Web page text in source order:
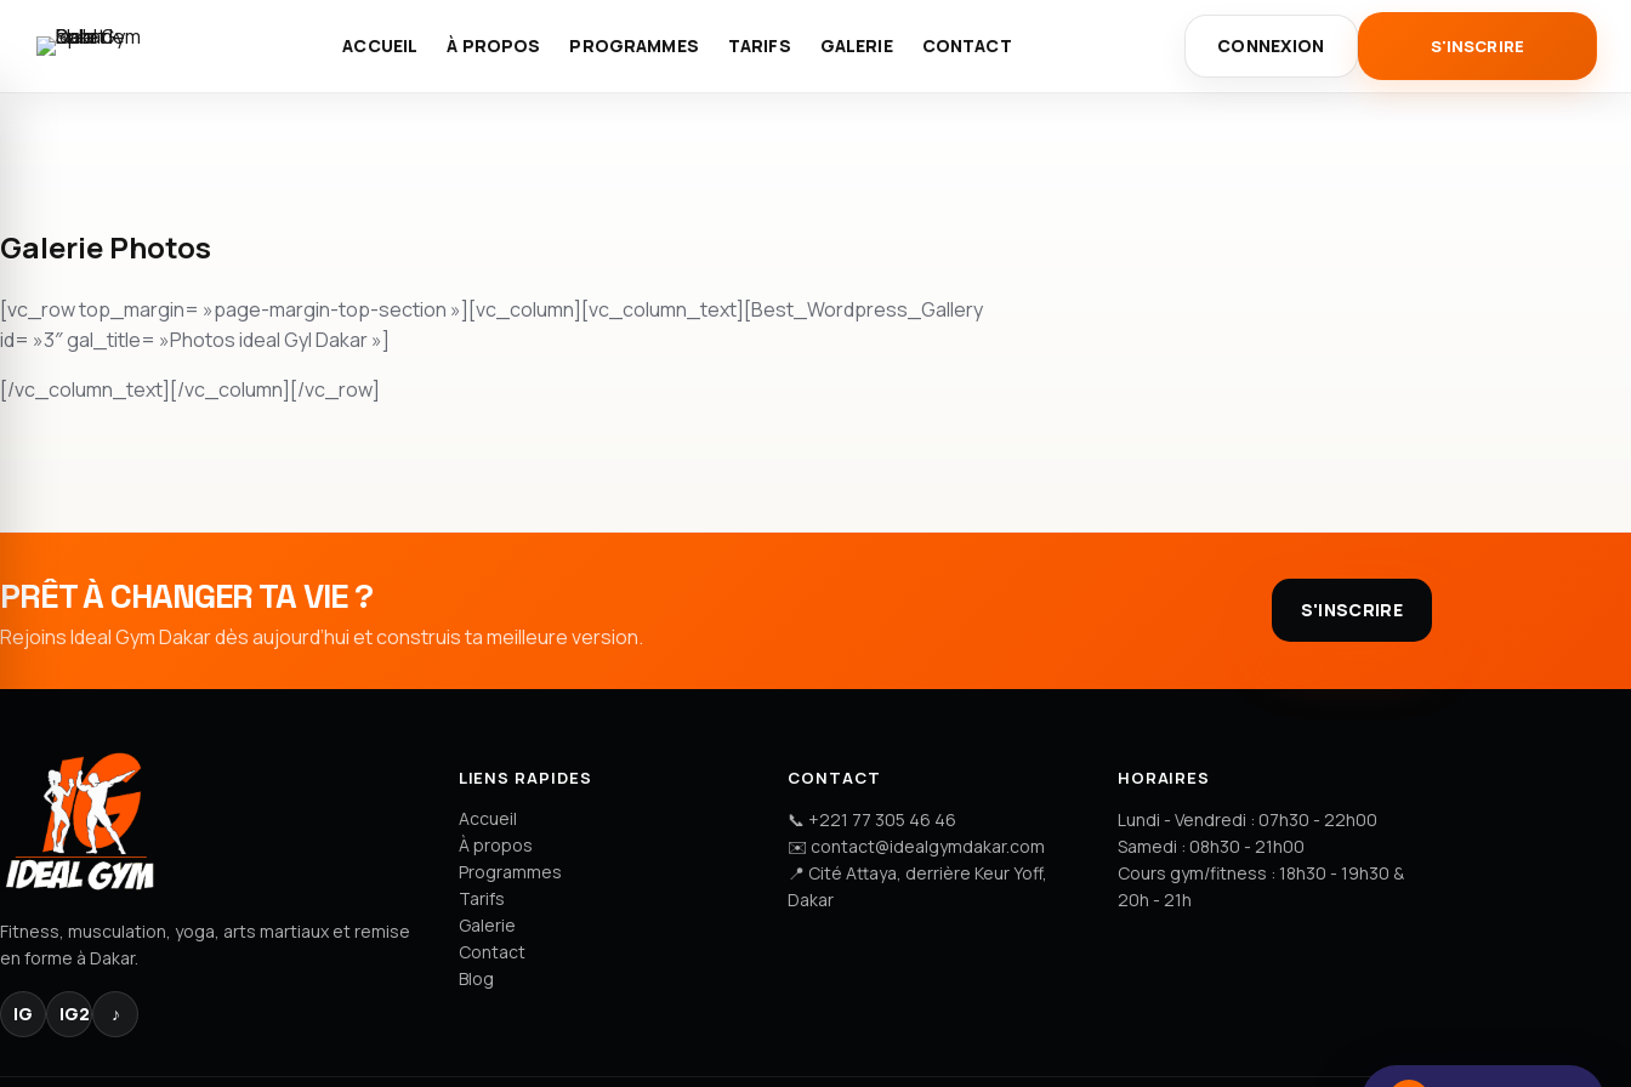
ACCUEIL À PROPOS PROGRAMMES TARIFS GALERIE CONTACT CONNEXION S'INSCRIRE
Galerie Photos
[vc_row top_margin= »page-margin-top-section »][vc_column][vc_column_text][Best_Wordpress_Gallery
id= »3″ gal_title= »Photos ideal Gyl Dakar »]
[/vc_column_text][/vc_column][/vc_row]
PRÊT À CHANGER TA VIE ?
Rejoins Ideal Gym Dakar dès aujourd’hui et construis ta meilleure version.
S'INSCRIRE
Fitness, musculation, yoga, arts martiaux et remise
en forme à Dakar.
IG IG2 ♪
LIENS RAPIDES
Accueil
À propos
Programmes
Tarifs
Galerie
Contact
Blog
CONTACT
📞 +221 77 305 46 46
✉️ contact@idealgymdakar.com
📍 Cité Attaya, derrière Keur Yoff,
Dakar
HORAIRES
Lundi - Vendredi : 07h30 - 22h00
Samedi : 08h30 - 21h00
Cours gym/fitness : 18h30 - 19h30 &
20h - 21h